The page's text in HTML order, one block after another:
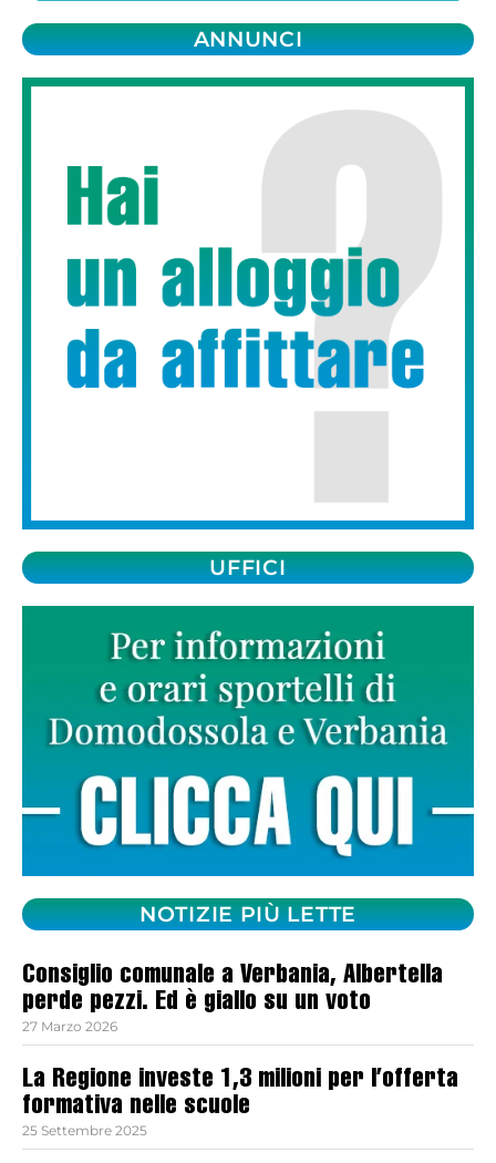
ANNUNCI
UFFICI
NOTIZIE PIÙ LETTE
Consiglio comunale a Verbania, Albertella
perde pezzi. Ed è giallo su un voto
27 Marzo 2026
La Regione investe 1,3 milioni per l’offerta
formativa nelle scuole
25 Settembre 2025